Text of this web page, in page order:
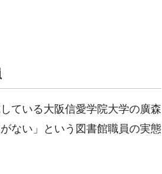
ている大阪信愛学院大学の廣森
ない」という図書館職員の実態